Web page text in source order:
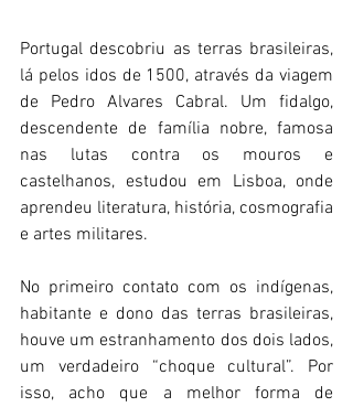
Portugal descobriu as terras brasileiras,
lá pelos idos de 1500, através da viagem
de Pedro Alvares Cabral. Um fidalgo,
descendente de família nobre, famosa
nas lutas contra os mouros e
castelhanos, estudou em Lisboa, onde
aprendeu literatura, história, cosmografia
e artes militares.
No primeiro contato com os indígenas,
habitante e dono das terras brasileiras,
houve um estranhamento dos dois lados,
um verdadeiro “choque cultural”. Por
isso, acho que a melhor forma de